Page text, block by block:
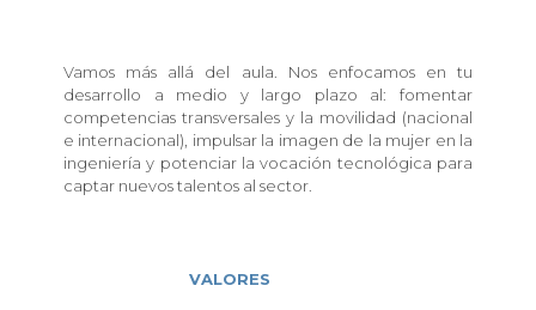
Vamos más allá del aula. Nos enfocamos en tu
desarrollo a medio y largo plazo al: fomentar
competencias transversales y la movilidad (nacional
e internacional), impulsar la imagen de la mujer en la
ingeniería y potenciar la vocación tecnológica para
captar nuevos talentos al sector.
VALORES